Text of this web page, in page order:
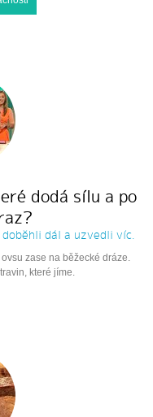
dodá sílu a po
dál a uzvedli víc.
zase na běžecké dráze.
které jíme.